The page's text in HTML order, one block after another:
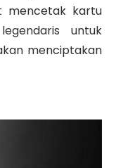
mencetak kartu
untuk
menciptakan